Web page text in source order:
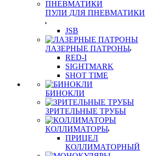
ПУЛИ ДЛЯ ПНЕВМАТИКИ
JSB
ЛАЗЕРНЫЕ ПАТРОНЫ
RED-I
SIGHTMARK
SHOT TIME
БИНОКЛИ
ЗРИТЕЛЬНЫЕ ТРУБЫ
КОЛЛИМАТОРЫ
ПРИЦЕЛ
КОЛЛИМАТОРНЫЙ